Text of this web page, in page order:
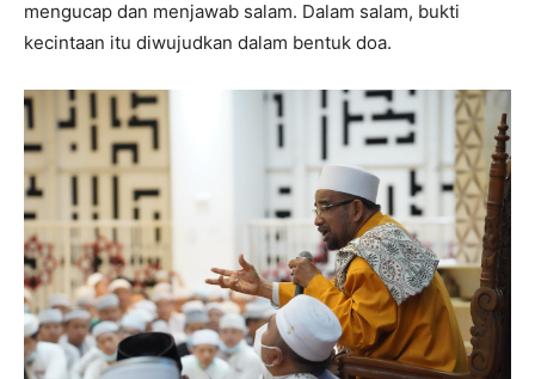
mengucap dan menjawab salam. Dalam salam, bukti
kecintaan itu diwujudkan dalam bentuk doa.